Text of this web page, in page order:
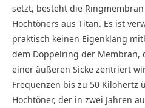
setzt, besteht die
Hochtöners aus Titan. Es ist
praktisch keinen Eigenklang
dem Doppel­ring der Membran,
einer äußeren Sicke zentriert
Frequenzen bis zu 50 Kilohertz
Hochtöner, der in zwei Jahren